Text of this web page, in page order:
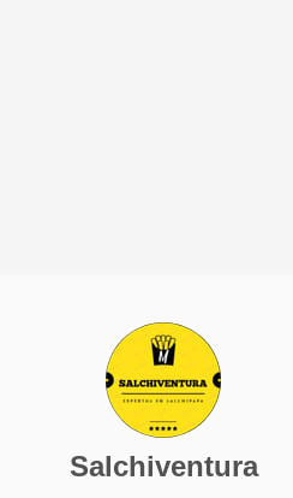
Salchiventura